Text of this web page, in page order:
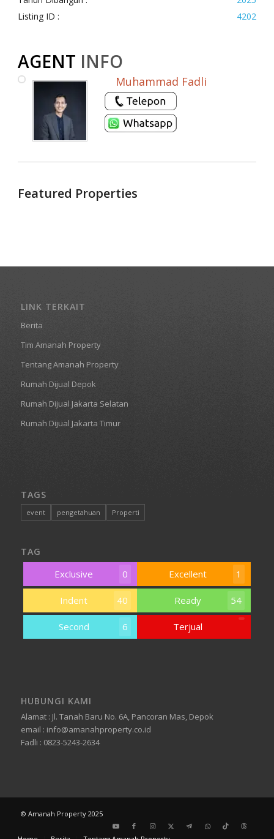
Listing ID :
4202
AGENT INFO
Muhammad Fadli
Featured Properties
LINK TERKAIT
Berita
Tim Amanah Property
Tentang Amanah Property
Rumah Dijual Depok
Rumah Dijual Jakarta Selatan
Rumah Dijual Jakarta Timur
TAGS
event pengetahuan Properti
TAG
Exclusive 0 Excellent 1
Indent 40 Ready 54
Second 6 Terjual
HUBUNGI KAMI
Alamat : Jl. Tanah Baru No. 6A, Pancoran Mas, Depok
email : info@amanahproperty.co.id
Fadli : 0823-5243-2634
© Amanah Property 2025